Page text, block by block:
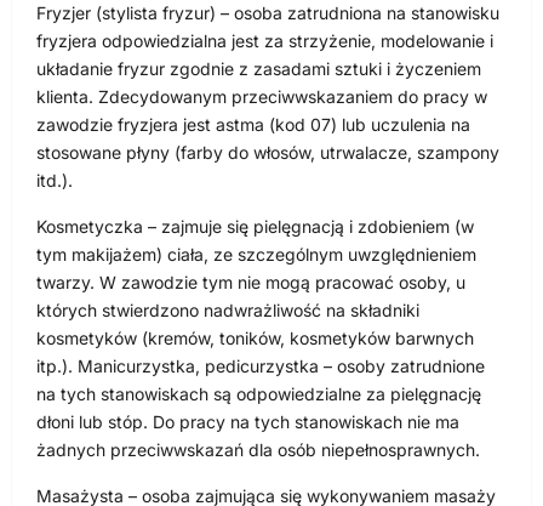
Fryzjer (stylista fryzur) – osoba zatrudniona na stanowisku
fryzjera odpowiedzialna jest za strzyżenie, modelowanie i
układanie fryzur zgodnie z zasadami sztuki i życzeniem
klienta. Zdecydowanym przeciwwskazaniem do pracy w
zawodzie fryzjera jest astma (kod 07) lub uczulenia na
stosowane płyny (farby do włosów, utrwalacze, szampony
itd.).
Kosmetyczka – zajmuje się pielęgnacją i zdobieniem (w
tym makijażem) ciała, ze szczególnym uwzględnieniem
twarzy. W zawodzie tym nie mogą pracować osoby, u
których stwierdzono nadwrażliwość na składniki
kosmetyków (kremów, toników, kosmetyków barwnych
itp.). Manicurzystka, pedicurzystka – osoby zatrudnione
na tych stanowiskach są odpowiedzialne za pielęgnację
dłoni lub stóp. Do pracy na tych stanowiskach nie ma
żadnych przeciwwskazań dla osób niepełnosprawnych.
Masażysta – osoba zajmująca się wykonywaniem masaży